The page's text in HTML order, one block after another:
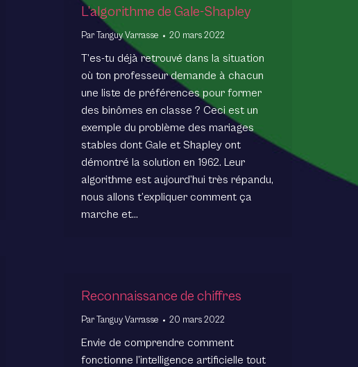
L’algorithme de Gale-Shapley
Par Tanguy Varrasse 20 mars 2022
T’es-tu déjà retrouvé dans la situation
où ton professeur demande à chacun
une liste de préférences pour former
des binômes en classe ? Ceci est un
exemple du problème des mariages
stables dont Gale et Shapley ont
démontré la solution en 1962. Leur
algorithme est aujourd’hui très répandu,
nous allons t’expliquer comment ça
marche et…
Reconnaissance de chiffres
Par Tanguy Varrasse 20 mars 2022
Envie de comprendre comment
fonctionne l’intelligence artificielle tout